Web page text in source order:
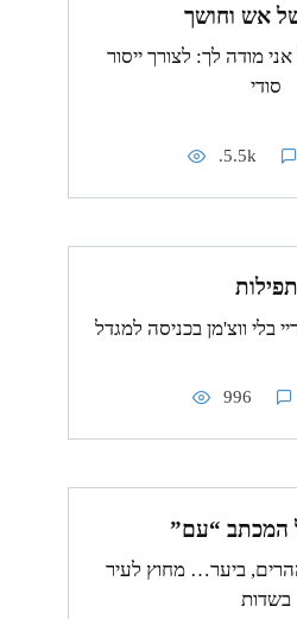
אש וחושך
מודה לך: לצורך ייסור
סודי
5.5k.
תפילות
996
המכתב “עם”
ביער… מחוץ לעיר
בשדות